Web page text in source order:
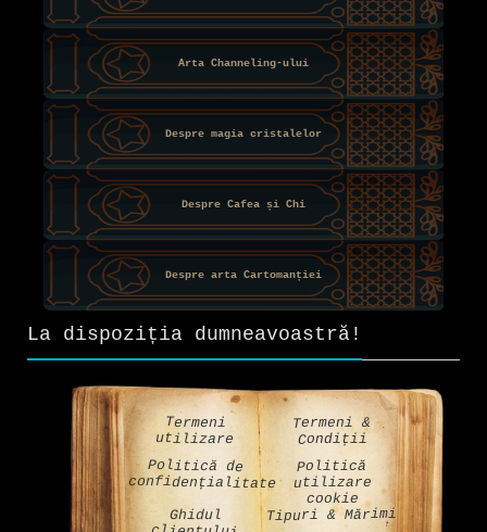
Arta Channeling-ului
Despre magia cristalelor
Despre Cafea și Chi
Despre arta Cartomanției
La dispoziția dumneavoastră!
Termeni
utilizare
Termeni &
Condiții
Politică de
confidențialitate
Politică
utilizare
cookie
Ghidul
Tipuri & Mărimi